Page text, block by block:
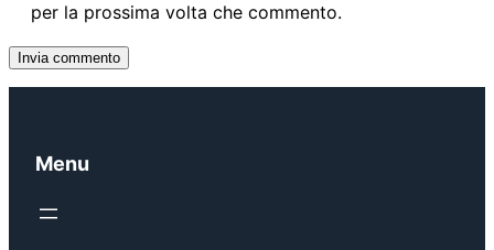
per la prossima volta che commento.
Menu